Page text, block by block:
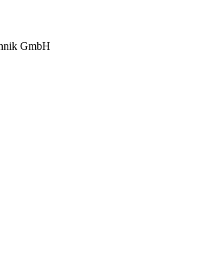
GmbH